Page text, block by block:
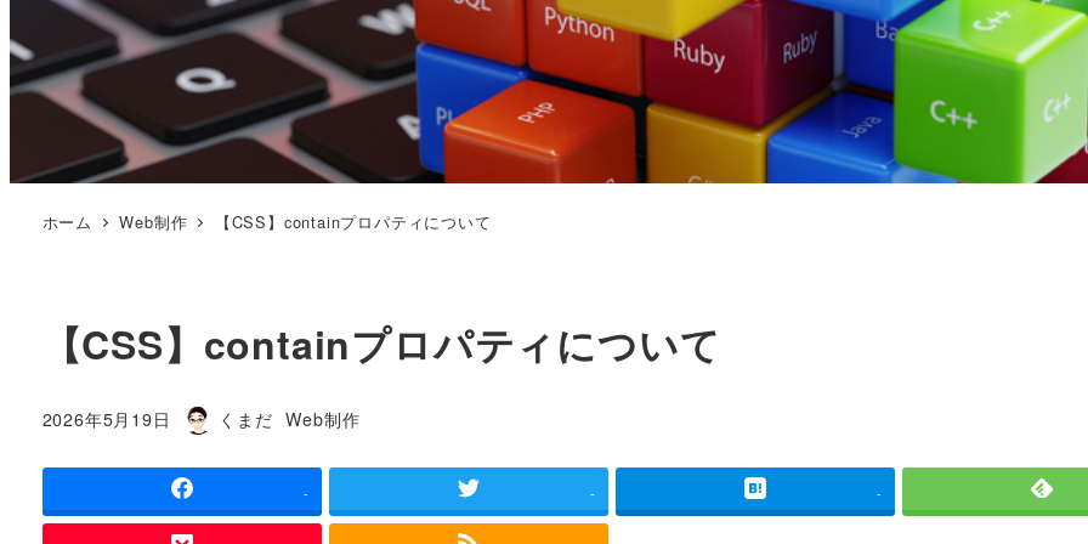
ホーム Web制作 【CSS】containプロパティについて
【CSS】containプロパティについて
投稿日
2026年5月19日
著
くまだ カテゴリー
Web制作
- - -